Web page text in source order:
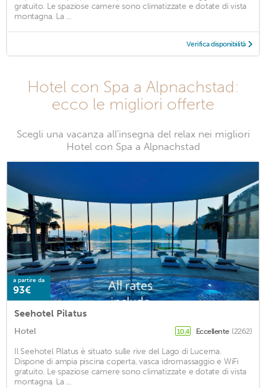
gratuito. Le spaziose camere sono climatizzate e dotate di vista
montagna. La ...
Verifica disponibilità
Hotel con Spa a Alpnachstad:
ecco le migliori offerte
Scegli una vacanza all'insegna del relax nei migliori
Hotel con Spa a Alpnachstad
a partire da
93€
Seehotel Pilatus
Hotel 10,4 Eccellente (2262)
Il Seehotel Pilatus è situato sulle rive del Lago di Lucerna.
Dispone di ampia piscina coperta, vasca idromassaggio e WiFi
gratuito. Le spaziose camere sono climatizzate e dotate di vista
montagna. La ...